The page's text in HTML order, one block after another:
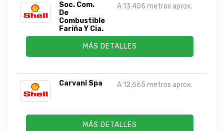
Soc. Com.
De
Combustible
Fariña Y Cia.
...
A 13,405 metros aprox.
MÁS DETALLES
Carvani Spa A 12,665 metros aprox.
MÁS DETALLES